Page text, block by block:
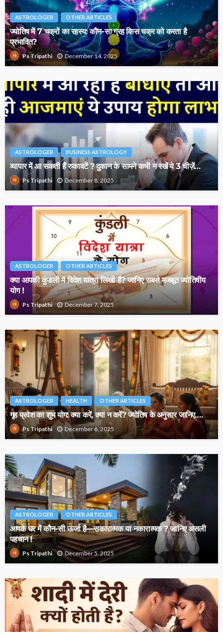
ASTROLOGER OTHER ARTICLES
ज्योतिष में 7 चक्रों का रहस्य: कौन-सा ग्रह किस चक्र को करता है
प्रभावित?
Ps Tripathi December 14, 2025
ASTROLOGER BUSINESS ASTROLOGY
व्यापार में आ सकती हैं रुकावटें ? दुकान के सामने कभी न रखें ये 3 चीज़ें…
Ps Tripathi December 8, 2025
ASTROLOGER OTHER ARTICLES
क्या आपकी कुंडली में विदेश यात्रा लिखी है? जानिए सबसे मजबूत ज्योतिषीय
योग !
Ps Tripathi December 7, 2025
ASTROLOGER HEALTH OTHER ARTICLES
गृह प्रवेश का शुभ योग: क्या करें, क्या न करें? ज्योतिष के अनुसार जानिए….
Ps Tripathi December 6, 2025
ASTROLOGER OTHER ARTICLES
आपके घर में कौन-सी ऊर्जा है—सकारात्मक या नकारात्मक ? जानिए असली
पहचान !
Ps Tripathi December 5, 2025